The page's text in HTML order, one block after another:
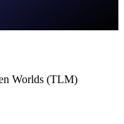
Worlds (TLM)